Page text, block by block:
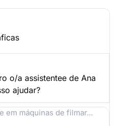
a Ana Ferreira
o/a assistentee de Ana
ajudar?